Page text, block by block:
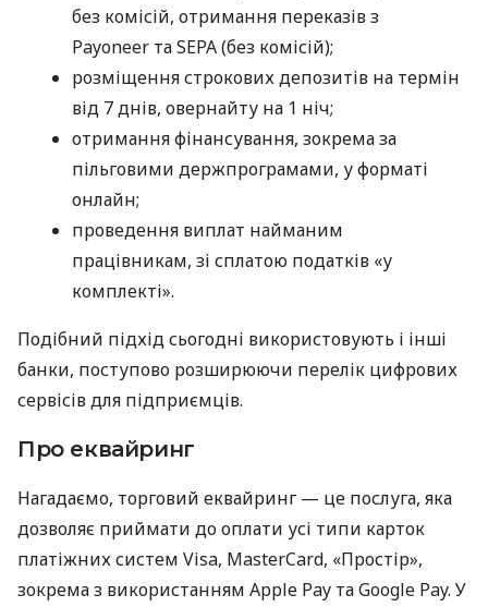
без комісій, отримання переказів з
Payoneer та SEPA (без комісій);
розміщення строкових депозитів на термін
від 7 днів, овернайту на 1 ніч;
отримання фінансування, зокрема за
пільговими держпрограмами, у форматі
онлайн;
проведення виплат найманим
працівникам, зі сплатою податків «у
комплекті».
Подібний підхід сьогодні використовують і інші
банки, поступово розширюючи перелік цифрових
сервісів для підприємців.
Про еквайринг
Нагадаємо, торговий еквайринг — це послуга, яка
дозволяє приймати до оплати усі типи карток
платіжних систем Visa, MasterCard, «Простір»,
зокрема з використанням Apple Pay та Google Pay. У